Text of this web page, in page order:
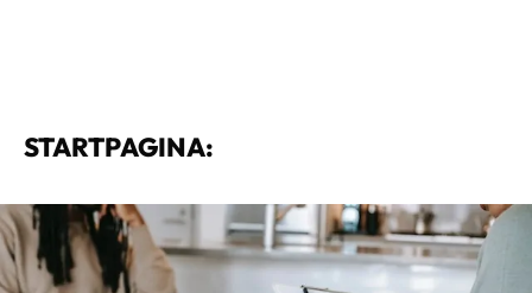
STARTPAGINA: